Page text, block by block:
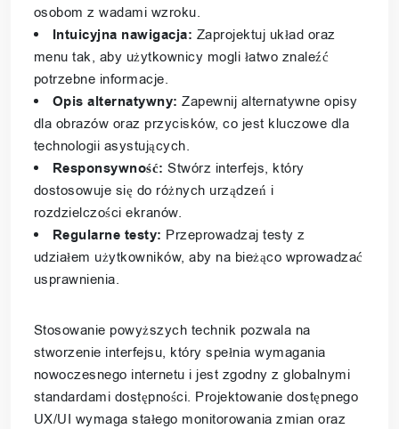
osobom z wadami wzroku.
Intuicyjna nawigacja: Zaprojektuj układ oraz
menu tak, aby użytkownicy mogli łatwo znaleźć
potrzebne informacje.
Opis alternatywny: Zapewnij alternatywne opisy
dla obrazów oraz przycisków, co jest kluczowe dla
technologii asystujących.
Responsywność: Stwórz interfejs, który
dostosowuje się do różnych urządzeń i
rozdzielczości ekranów.
Regularne testy: Przeprowadzaj testy z
udziałem użytkowników, aby na bieżąco wprowadzać
usprawnienia.
Stosowanie powyższych technik pozwala na
stworzenie interfejsu, który spełnia wymagania
nowoczesnego internetu i jest zgodny z globalnymi
standardami dostępności. Projektowanie dostępnego
UX/UI wymaga stałego monitorowania zmian oraz